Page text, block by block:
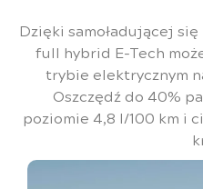
Dzięki samoładującej
full hybrid E-Tech
trybie elektrycznym
Oszczędź do 40%
poziomie 4,8 l/100 km i